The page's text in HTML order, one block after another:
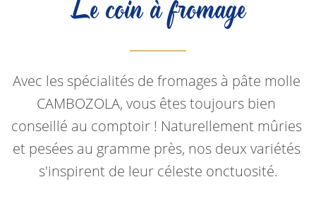
Le coin à fromage
Avec les spécialités de fromages à pâte molle
CAMBOZOLA, vous êtes toujours bien
conseillé au comptoir ! Naturellement mûries
et pesées au gramme près, nos deux variétés
s'inspirent de leur céleste onctuosité.